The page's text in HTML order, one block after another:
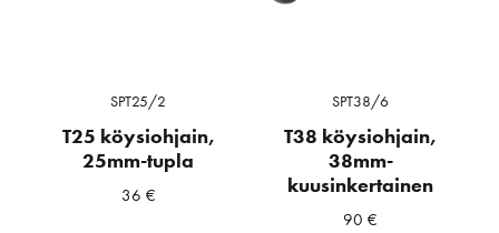
SPT25/2
T25 köysiohjain,
25mm-tupla
36 €
SPT38/6
T38 köysiohjain,
38mm-
kuusinkertainen
90€